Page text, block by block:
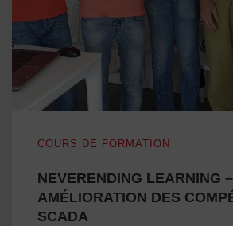
COURS DE FORMATION
NEVERENDING LEARNING –
AMÉLIORATION DES
SCADA